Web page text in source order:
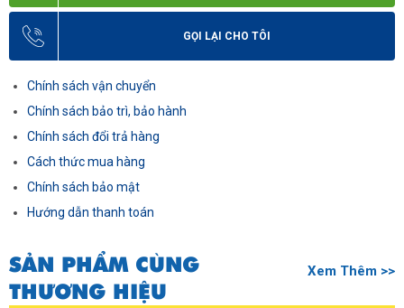
GỌI LẠI CHO TÔI
Chính sách vận chuyển
Chính sách bảo trì, bảo hành
Chính sách đổi trả hàng
Cách thức mua hàng
Chính sách bảo mật
Hướng dẫn thanh toán
SẢN PHẨM CÙNG
THƯƠNG HIỆU
Xem Thêm >>